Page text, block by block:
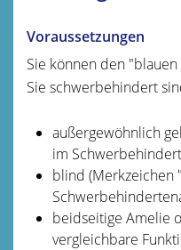
Voraussetzungen
Sie können den
Sie schwerbehindert
außergewöhnlich
im
blind (Merkzeichen
beidseitige Amelie
vergleichbare